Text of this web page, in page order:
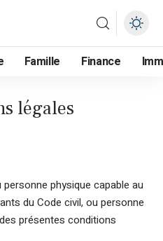
Famille Finance
légales
physique capable au
du Code civil, ou personne
présentes conditions